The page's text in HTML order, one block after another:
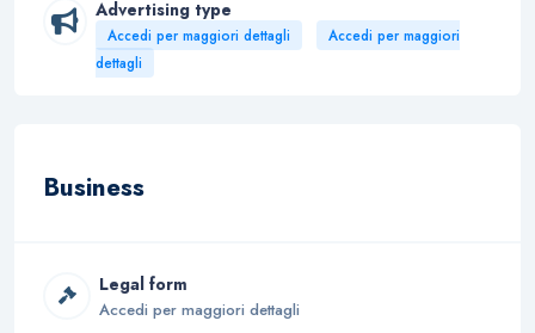
Advertising type
Accedi per maggiori dettagli
Accedi per maggiori
dettagli
Business
Legal form
Accedi per maggiori dettagli